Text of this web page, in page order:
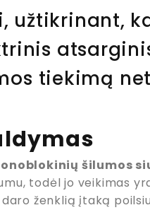
užtikrinant,
tiekimą
šilumos
todėl jo veikimas
ženklią įtaką